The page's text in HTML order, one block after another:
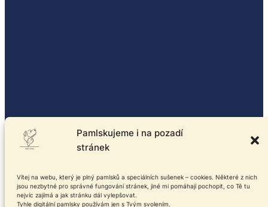
Pamlskujeme i na pozadí
stránek
Vítej na webu, který je plný pamlsků a speciálních sušenek – cookies. Některé z nich
jsou nezbytné pro správné fungování stránek, jiné mi pomáhají pochopit, co Tě tu
nejvíc zajímá a jak stránku dál vylepšovat.
Tyhle digitální pamlsky používám jen s Tvým svolením.